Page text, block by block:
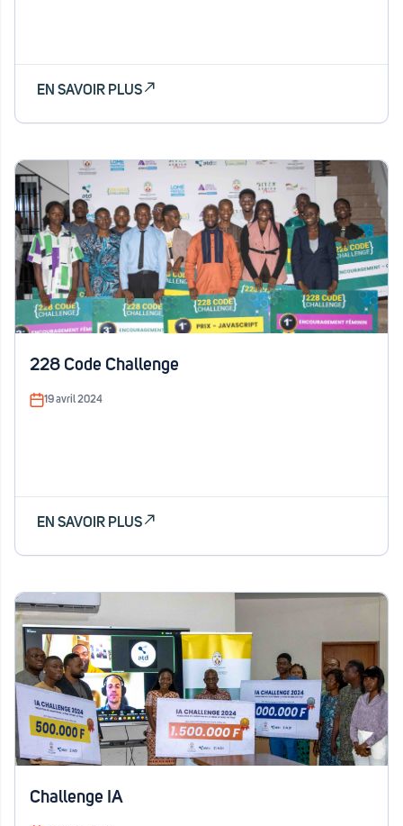
EN SAVOIR PLUS
228 Code Challenge
19 avril 2024
EN SAVOIR PLUS
Challenge IA